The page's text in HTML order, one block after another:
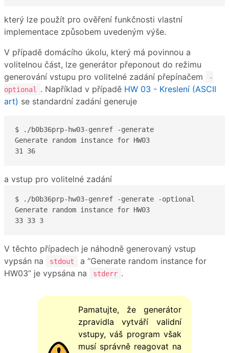
který lze použít pro ověření funkčnosti vlastní
implementace způsobem uvedeným výše.
V případě domácího úkolu, který má povinnou a
volitelnou část, lze generátor přeponout do režimu
generování vstupu pro volitelné zadání přepínačem
-
optional
. Například v případě HW 03 - Kreslení (ASCII
art) se standardní zadání generuje
$ ./b0b36prp-hw03-genref -generate
Generate random instance for HW03
31 36
a vstup pro volitelné zadání
$ ./b0b36prp-hw03-genref -generate -optional
Generate random instance for HW03
33 33 3
V těchto případech je náhodně generovaný vstup
vypsán na
stdout
a “Generate random instance for
HW03” je vypsána na
stderr .
Pamatujte, že generátor
zpravidla vytváří validní
vstupy, váš program však
musí správně reagovat na